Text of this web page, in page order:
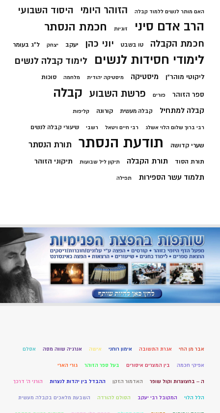
האם מותר לנשים ללמוד קבלה הזוהר היומי היסוד השבועי
הרב אדם סיני זוגיות חכמת הנסתר
חכמת הקבלה טו בשבט יוני כהן יעקב יצחק ל"ג בעומר
לימודי חסידות לנשים לימוד קבלה לנשים
ליקוטי מוהר"ן מיסטיקה מיסטיקה יהודית מלחמה סוכות
ספר הזוהר פורים פרשת השבוע קבלה
קבלה למתחיל קבלה מעשית קורונה קליפות
רבי ברוך שלום הלוי אשלג רבי חיים ויטאל רשבי שיעורי קבלה לנשים
שערי קדושה תודעת הנסתר תורת הנסתר
תורת הסוד תורת הקבלה תיקון ליל שבועות תיקוני הזוהר
תלמוד עשר הספירות תפילה
אבר מן החי אגרת התשובה אימון רוחני אישה אנרגיה שווה מסה אסלם
אפיקי חכמה בין המצרים איסורים בעל ספר הזוהר גורי הארי
ה – בחצוצרות וקול שופר האדמור הזקן ההבדל בין יהדות לנצרות הורני ה' דרכך
הלל הלוי המקובל רבי יעקב הסולם להורדה השבעת מלאכים בקבלה מעשית